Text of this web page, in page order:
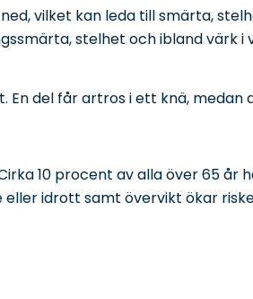
vilket kan leda till smärta,
stelhet och ibland värk
del får artros i ett knä, medan
10 procent av alla över 65
eller idrott samt övervikt ökar